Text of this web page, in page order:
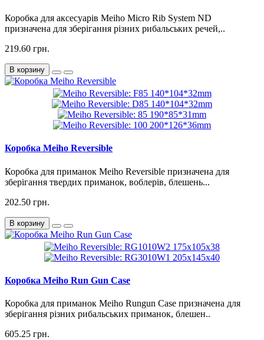
Коробка для аксесуарів Meiho Micro Rib System ND
призначена для зберігання різних рибальських речей,..
219.60 грн.
В корзину
Коробка Meiho Reversible
Коробка для приманок Meiho Reversible призначена для
зберігання твердих приманок, воблерів, блешень...
202.50 грн.
В корзину
Коробка Meiho Run Gun Case
Коробка для приманок Meiho Rungun Case призначена для
зберігання різних рибальських приманок, блешен..
605.25 грн.